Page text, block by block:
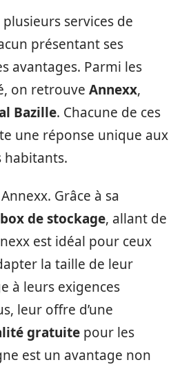
services de
présentant ses
avantages. Parmi les
on retrouve Annexx,
Bazille. Chacune de ces
une réponse unique aux
habitants.
Grâce à sa
box de stockage, allant de
est idéal pour ceux
la taille de leur
à leurs exigences
leur offre d’une
gratuite pour les
est un avantage non